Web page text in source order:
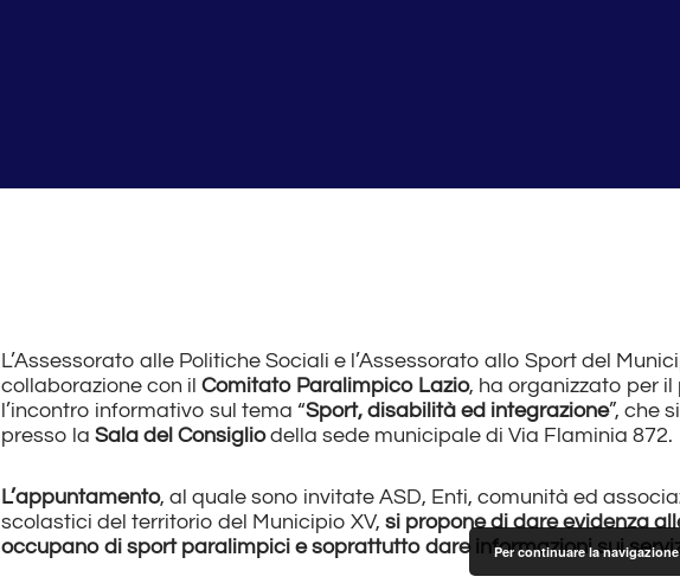
L’Assessorato alle Politiche Sociali e l’Assessorato allo Sport del
collaborazione con il Comitato Paralimpico Lazio, ha organizzato per
l’incontro informativo sul tema “Sport, disabilità ed integrazione”, che
presso la Sala del Consigliodella sede municipale di Via Flaminia 872.
L’appuntamento, al quale sono invitate ASD, Enti, comunità ed
scolastici del territorio del Municipio XV, si propone di dare evidenza
occupano di sport paralimpici e soprattutto dare informazioni sui
Per continuare la